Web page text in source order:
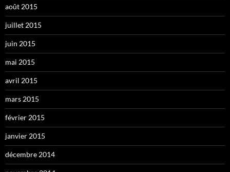
août 2015
juillet 2015
juin 2015
mai 2015
avril 2015
mars 2015
février 2015
janvier 2015
décembre 2014